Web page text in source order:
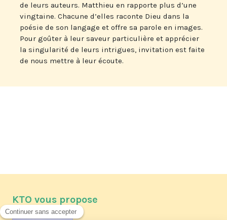
de leurs auteurs. Matthieu en rapporte plus d’une
vingtaine. Chacune d’elles raconte Dieu dans la
poésie de son langage et offre sa parole en images.
Pour goûter à leur saveur particulière et apprécier
la singularité de leurs intrigues, invitation est faite
de nous mettre à leur écoute.
KTO vous propose